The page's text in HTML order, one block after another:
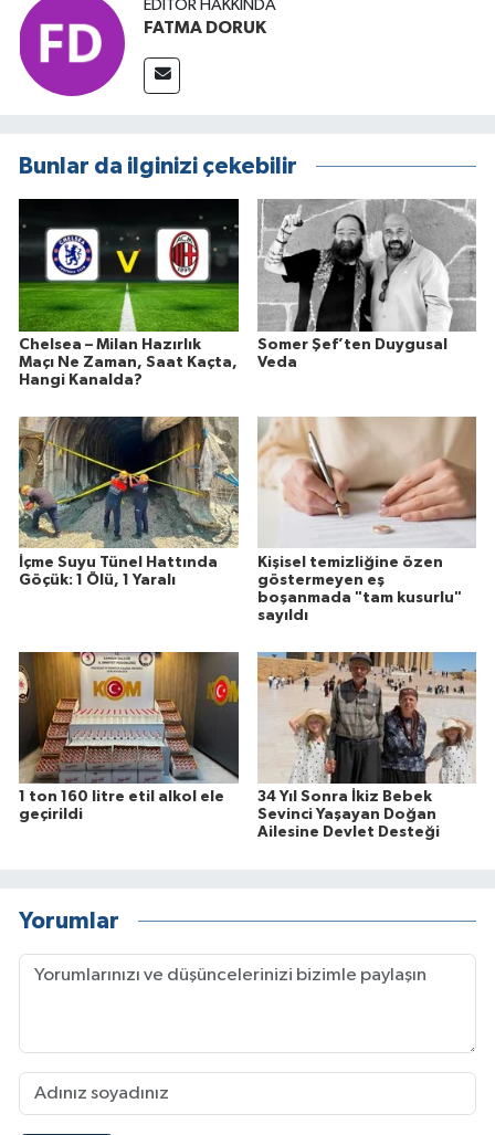
EDITÖR HAKKINDA
FATMA DORUK
Bunlar da ilginizi çekebilir
Chelsea – Milan Hazırlık
Maçı Ne Zaman, Saat Kaçta,
Hangi Kanalda?
Somer Şef’ten Duygusal
Veda
İçme Suyu Tünel Hattında
Göçük: 1 Ölü, 1 Yaralı
Kişisel temizliğine özen
göstermeyen eş
boşanmada "tam kusurlu"
sayıldı
1 ton 160 litre etil alkol ele
geçirildi
34 Yıl Sonra İkiz Bebek
Sevinci Yaşayan Doğan
Ailesine Devlet Desteği
Yorumlar